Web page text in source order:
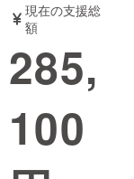
書籍・雑誌
チャレンジ
現在の支援総
額
285,
100